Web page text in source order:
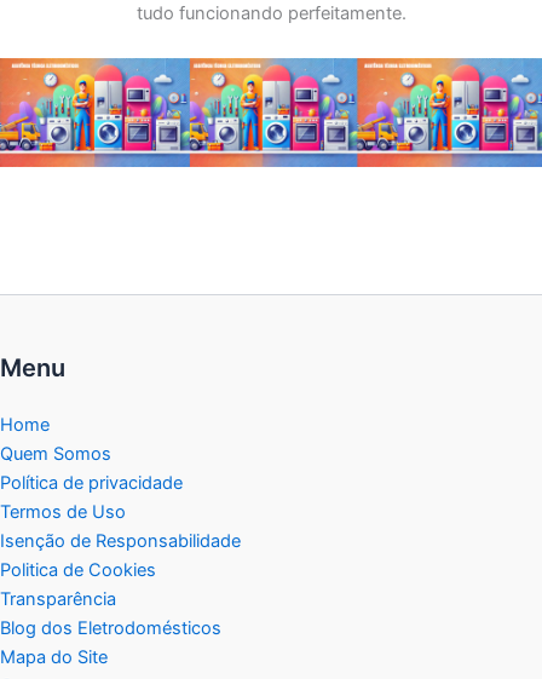
tudo funcionando perfeitamente.
Menu
Home
Quem Somos
Política de privacidade
Termos de Uso
Isenção de Responsabilidade
Politica de Cookies
Transparência
Blog dos Eletrodomésticos
Mapa do Site